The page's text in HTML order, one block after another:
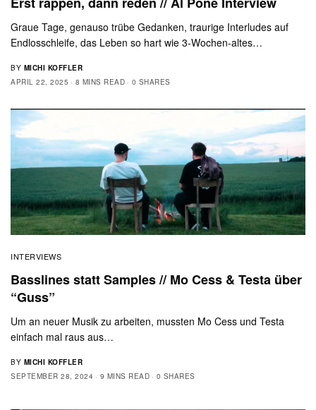
Graue Tage, genauso trübe Gedanken, traurige Interludes auf
Endlosschleife, das Leben so hart wie 3-Wochen-altes…
BY MICHI KOFFLER
APRIL 22, 2025
8 MINS READ 0 SHARES
INTERVIEWS
Basslines statt Samples // Mo Cess & Testa über
“Guss”
Um an neuer Musik zu arbeiten, mussten Mo Cess und Testa
einfach mal raus aus…
BY MICHI KOFFLER
SEPTEMBER 28, 2024
9 MINS READ 0 SHARES